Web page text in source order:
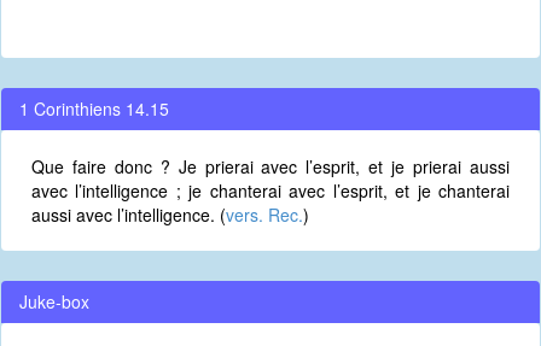
1 Corinthiens 14.15
Que faire donc ? Je prierai avec l’esprit, et je prierai aussi
avec l’intelligence ; je chanterai avec l’esprit, et je chanterai
aussi avec l’intelligence. (vers. Rec.)
Juke-box